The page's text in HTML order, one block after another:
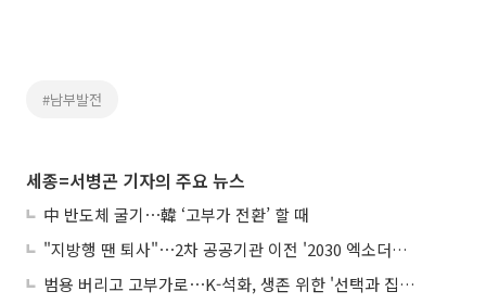
#남부발전
세종=서병곤 기자의 주요 뉴스
中 반도체 굴기⋯韓 ‘고부가 전환’ 할 때
"지방행 땐 퇴사"⋯2차 공공기관 이전 '2030 엑소더스' 뇌관
범용 버리고 고부가로⋯K-석화, 생존 위한 '선택과 집중'